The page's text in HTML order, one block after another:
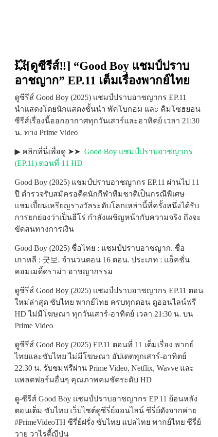
💥[ดูซีรีส์‼️] “Good Boy แชมป์ปราบ
อาชญาก” EP.11 เต็มเรื่องพากย์ไทย
ดูซีรีส์ Good Boy (2025) แชมป์ปราบอาชญากร EP.11
นำแสดงโดยนักแสดงชั้นนำ พัคโบกอม และ คิมโซฮยอน
ซีรีส์เรื่องนี้ออกอากาศทุกวันเสาร์และอาทิตย์ เวลา 21:30
น. ทาง Prime Video
▶ คลิกที่นี่เพื่อดู ➤➤ Good Boy แชมป์ปราบอาชญากร
(EP.11) ตอนที่ 11 HD
Good Boy (2025) แชมป์ปราบอาชญากร EP.11 ผ่านไป 11
ปี ตำรวจรับสมัครอดีตนักกีฬาทีมชาติเป็นกรณีพิเศษ
แชมเปี้ยนเหรียญรางวัลระดับโลกเหล่านี้ที่ครั้งหนึ่งได้รับ
การยกย่องว่าเป็นฮีโร่ กำลังเผชิญหน้ากับความจริง ถึงจะ
ขัดสนทางการเงิน
Good Boy (2025) ชื่อไทย : แชมป์ปราบอาชญาก. ชื่อ
เกาหลี : 굿보. จำนวนตอน 16 ตอน. ประเภท : แอ็คชั่น
คอมเมดี้ดราม่า อาชญากรรม
ดูซีรีส์ Good Boy (2025) แชมป์ปราบอาชญากร EP.11 ตอน
ใหม่ล่าสุด ซับไทย พากย์ไทย ครบทุกตอน ดูออนไลน์ฟรี
HD ไม่มีโฆษณา ทุกวันเสาร์-อาทิตย์ เวลา 21:30 น. บน
Prime Video
ดูซีรีส์ Good Boy (2025) EP.11 ตอนที่ 11 เต็มเรื่อง พากย์
ไทยและซับไทย ไม่มีโฆษณา อัปเดตทุกเสาร์-อาทิตย์
22.30 น. รับชมฟรีผ่าน Prime Video, Netflix, Wavve และ
แพลตฟอร์มอื่นๆ คุณภาพคมชัดระดับ HD
ดู-ซีรีส์ Good Boy แชมป์ปราบอาชญากร EP 11 ย้อนหลัง
ตอนเต็ม ซับไทย เว็บไซต์ดูซีรี่ย์ออนไลน์ ซีรี่ย์ดังจากค่าย
#PrimeVideoTH ซีรี่ย์ฝรั่ง ซับไทย แปลไทย พากย์ไทย ซีรี่ย์
วาย วาไรตี้ญีปุ่น